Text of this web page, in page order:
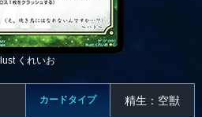
Illust くれいお
カードタイプ 精生：空獣